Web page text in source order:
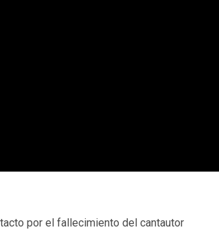
por el fallecimiento del cantautor